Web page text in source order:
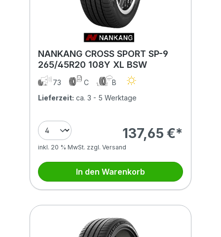
NANKANG CROSS SPORT SP-9
265/45R20 108Y XL BSW
73 C
B
Lieferzeit: ca. 3 - 5 Werktage
137,65 €*
inkl. 20 % MwSt. zzgl. Versand
In den Warenkorb